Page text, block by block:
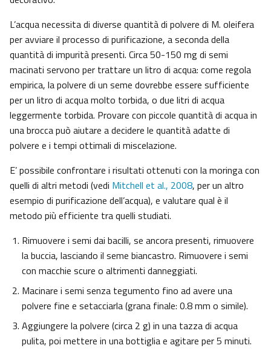
L’acqua necessita di diverse quantità di polvere di M. oleifera
per avviare il processo di purificazione, a seconda della
quantità di impurità presenti. Circa 50-150 mg di semi
macinati servono per trattare un litro di acqua: come regola
empirica, la polvere di un seme dovrebbe essere sufficiente
per un litro di acqua molto torbida, o due litri di acqua
leggermente torbida. Provare con piccole quantità di acqua in
una brocca può aiutare a decidere le quantità adatte di
polvere e i tempi ottimali di miscelazione.
E’ possibile confrontare i risultati ottenuti con la moringa con
quelli di altri metodi (vedi Mitchell et al., 2008, per un altro
esempio di purificazione dell’acqua), e valutare qual è il
metodo più efficiente tra quelli studiati.
Rimuovere i semi dai bacilli, se ancora presenti, rimuovere
la buccia, lasciando il seme biancastro. Rimuovere i semi
con macchie scure o altrimenti danneggiati.
Macinare i semi senza tegumento fino ad avere una
polvere fine e setacciarla (grana finale: 0.8 mm o simile).
Aggiungere la polvere (circa 2 g) in una tazza di acqua
pulita, poi mettere in una bottiglia e agitare per 5 minuti.